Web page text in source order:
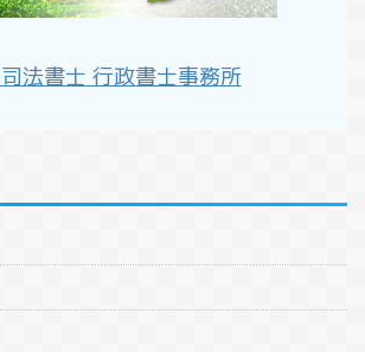
法書士 行政書士事務所